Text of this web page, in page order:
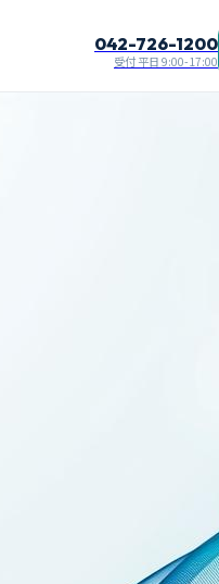
042-726-1200
受付 平日 9:00-17:00